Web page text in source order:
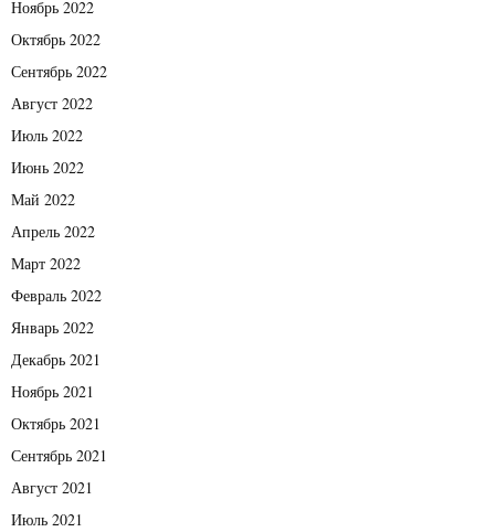
Ноябрь 2022
Октябрь 2022
Сентябрь 2022
Август 2022
Июль 2022
Июнь 2022
Май 2022
Апрель 2022
Март 2022
Февраль 2022
Январь 2022
Декабрь 2021
Ноябрь 2021
Октябрь 2021
Сентябрь 2021
Август 2021
Июль 2021